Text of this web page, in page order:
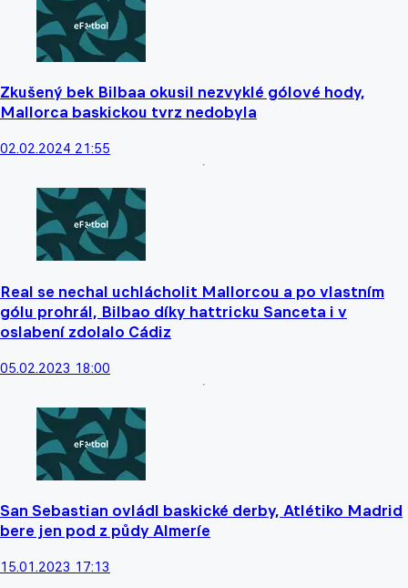
Zkušený bek Bilbaa okusil nezvyklé gólové hody,
Mallorca baskickou tvrz nedobyla
02.02.2024 21:55
Real se nechal uchlácholit Mallorcou a po vlastním
gólu prohrál, Bilbao díky hattricku Sanceta i v
oslabení zdolalo Cádiz
05.02.2023 18:00
San Sebastian ovládl baskické derby, Atlétiko Madrid
bere jen pod z půdy Almeríe
15.01.2023 17:13